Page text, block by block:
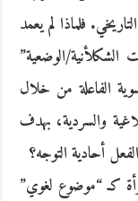
فلماذا لم يعمد
الشكلأنية/الوضعية”
الفاعلة من خلال
والسردية، بهدف
أحادية التوجه؟
كـ “موضوع لغوي”